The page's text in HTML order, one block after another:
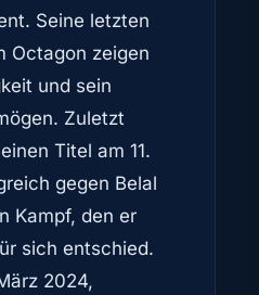
Seine letzten
Octagon zeigen
und sein
Zuletzt
Titel am 11.
gegen Belal
Kampf, den er
sich entschied.
2024,